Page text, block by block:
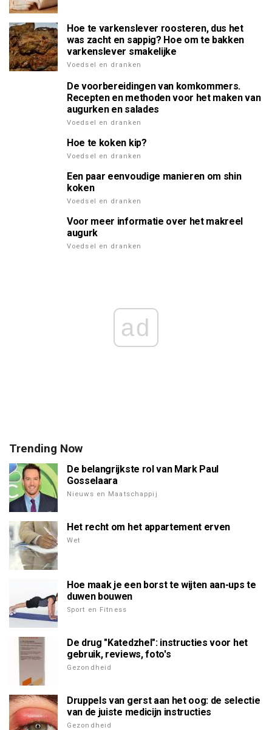
Hoe te varkenslever roosteren, dus het
was zacht en sappig? Hoe om te bakken
varkenslever smakelijke
Voedsel en dranken
De voorbereidingen van komkommers.
Recepten en methoden voor het maken van
augurken en salades
Voedsel en dranken
Hoe te koken kip?
Voedsel en dranken
Een paar eenvoudige manieren om shin
koken
Voedsel en dranken
Voor meer informatie over het makreel
augurk
Voedsel en dranken
ad
Trending Now
De belangrijkste rol van Mark Paul
Gosselaara
Nieuws en Maatschappij
Het recht om het appartement erven
Wet
Hoe maak je een borst te wijten aan-ups te
duwen bouwen
Sport en Fitness
De drug "Katedzhel": instructies voor het
gebruik, reviews, foto's
Gezondheid
Druppels van gerst aan het oog: de selectie
van de juiste medicijn instructies
Gezondheid